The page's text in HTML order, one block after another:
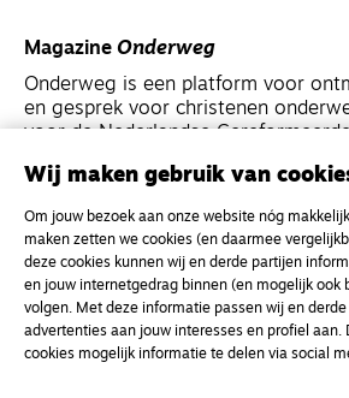
Magazine Onderweg
Onderweg is een platform voor
en gesprek voor christenen
voor de Nederlandse
Kvk-nummer 33277063
NL46 INGB 0117 5827 86
info@onderwegonline.nl
Wij maken gebruik van
Om jouw bezoek aan onze website nóg
maken zetten we cookies (en daarmee
deze cookies kunnen wij en derde partijen
en jouw internetgedrag binnen (en mogelijk ook
volgen. Met deze informatie passen wij en
advertenties aan jouw interesses en profiel aan.
cookies mogelijk informatie te delen via social